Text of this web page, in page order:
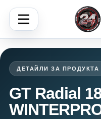
ДЕТАЙЛИ ЗА ПРОДУКТА
GT Radial